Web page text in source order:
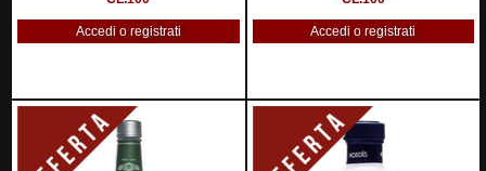
Accedi o registrati Accedi o registrati